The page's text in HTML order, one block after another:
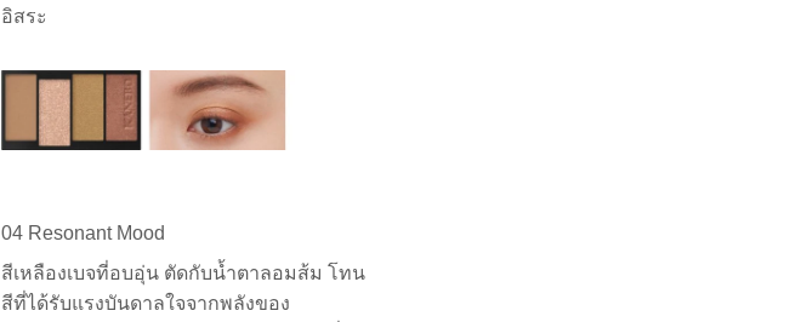
อิสระ
04 Resonant Mood
สีเหลืองเบจที่อบอุ่น ตัดกับน้ำตาลอมส้ม โทน
สีที่ได้รับแรงบันดาลใจจากพลังของ